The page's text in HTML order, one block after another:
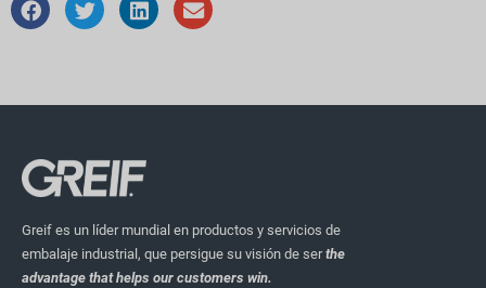
Greif es un líder mundial en productos y servicios de
embalaje industrial, que persigue su visión de serthe
advantage that helps our customers win.